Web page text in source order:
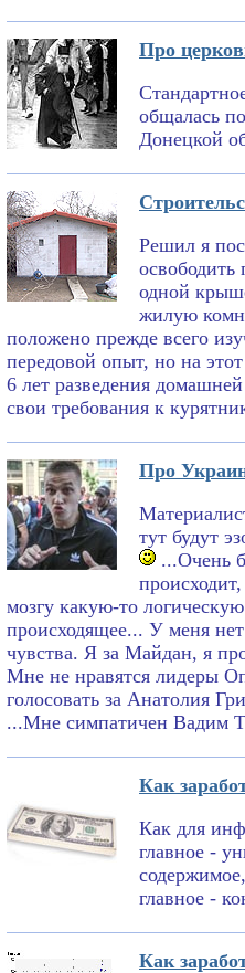
Про
общалась
Донецкой
Решил я
освободить
одной
жилую
положено прежде всего
передовой опыт, но на этот
6 лет разведения
свои требования к
Про
тут будут
...Очень
мозгу какую-то
происходящее... У меня
чувства. Я за Майдан, я
Мне не нравятся лидеры
голосовать за Анатолия
...Мне симпатичен Вадим
Как
Как для
главное -
главное -
Как